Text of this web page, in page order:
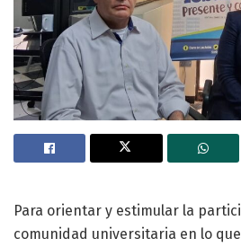
Para orientar y estimular la
comunidad universitaria en lo